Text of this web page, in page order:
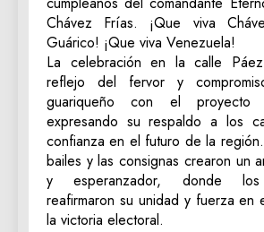
Chávez Frías. ¡Que viva
Guárico! ¡Que viva Venezuela!
La celebración en la calle
reflejo del fervor y
guariqueño con el proyecto
expresando su respaldo a los
confianza en el futuro de la
bailes y las consignas crearon un
y esperanzador, donde los
reafirmaron su unidad y fuerza en
la victoria electoral.